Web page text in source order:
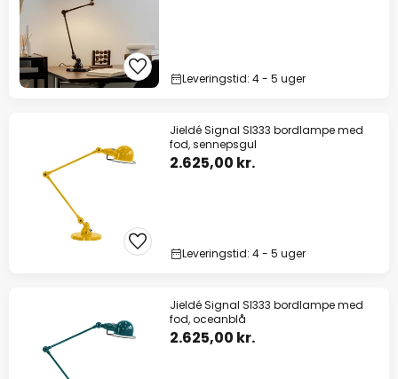
Leveringstid: 4 - 5 uger
Jieldé Signal SI333 bordlampe med
fod, sennepsgul
2.625,00 kr.
Leveringstid: 4 - 5 uger
Jieldé Signal SI333 bordlampe med
fod, oceanblå
2.625,00 kr.